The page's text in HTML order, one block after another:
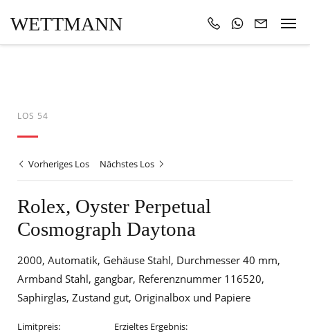
WETTMANN
LOS 54
Vorheriges Los Nächstes Los
Rolex, Oyster Perpetual
Cosmograph Daytona
2000, Automatik, Gehäuse Stahl, Durchmesser 40 mm,
Armband Stahl, gangbar, Referenznummer 116520,
Saphirglas, Zustand gut, Originalbox und Papiere
Limitpreis: Erzieltes Ergebnis: